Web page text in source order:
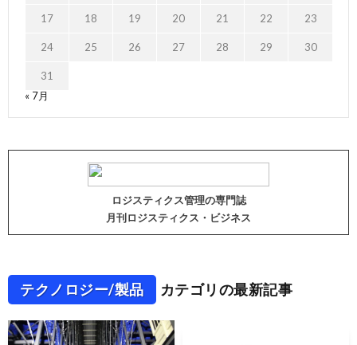
17 18 19 20 21 22 23
24 25 26 27 28 29 30
31
« 7月
ロジスティクス管理の専門誌
月刊ロジスティクス・ビジネス
テクノロジー/製品 カテゴリの最新記事